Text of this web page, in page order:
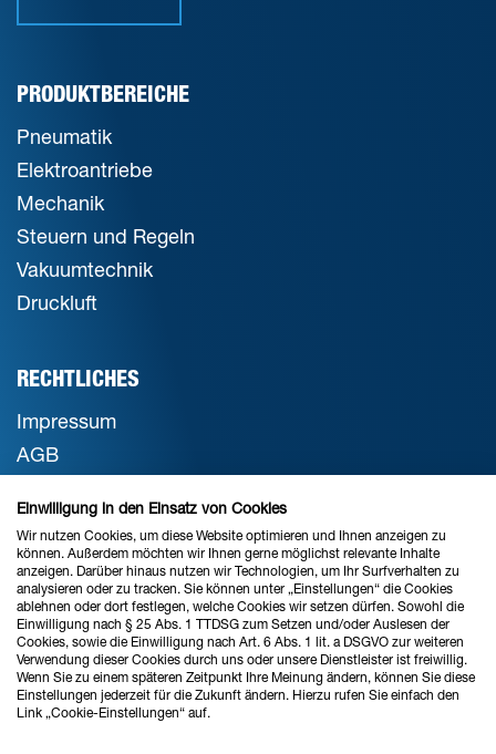
PRODUKTBEREICHE
Pneumatik
Elektroantriebe
Mechanik
Steuern und Regeln
Vakuumtechnik
Druckluft
RECHTLICHES
Impressum
AGB
Cookie-Einstellungen
STANDORT BREMEN
Verkauf & Beratung
Ahlrich Siemens GmbH
Einwilligung in den Einsatz von Cookies
Wir nutzen Cookies, um diese Website optimieren und Ihnen anzeigen zu
können. Außerdem möchten wir Ihnen gerne möglichst relevante Inhalte
anzeigen. Darüber hinaus nutzen wir Technologien, um Ihr Surfverhalten zu
analysieren oder zu tracken. Sie können unter „Einstellungen“ die Cookies
ablehnen oder dort festlegen, welche Cookies wir setzen dürfen. Sowohl die
Einwilligung nach § 25 Abs. 1 TTDSG zum Setzen und/oder Auslesen der
Cookies, sowie die Einwilligung nach Art. 6 Abs. 1 lit. a DSGVO zur weiteren
Verwendung dieser Cookies durch uns oder unsere Dienstleister ist freiwillig.
Wenn Sie zu einem späteren Zeitpunkt Ihre Meinung ändern, können Sie diese
Einstellungen jederzeit für die Zukunft ändern. Hierzu rufen Sie einfach den
Link „Cookie-Einstellungen“ auf.